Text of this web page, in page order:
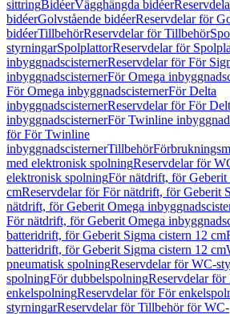
sittringBidéerVägghängda bidéer
bidéerGolvstående bidéerReservdelar för
bidéerTillbehörReservdelar för Tillbehör
styrningarSpolplattorReservdelar för
inbyggnadscisternerReservdelar för För
inbyggnadscisternerFör Omega
För Omega inbyggnadscisternerFör Delta
inbyggnadscisternerReservdelar för För
inbyggnadscisternerFör Twinline
för För Twinline
inbyggnadscisternerTillbehör
med elektronisk spolningReservdelar för
elektronisk spolningFör nätdrift, för Geberit
cmReservdelar för För nätdrift, för Geberit
nätdrift, för Geberit Omega
För nätdrift, för Geberit Omega
batteridrift, för Geberit Sigma cistern 12 cm
batteridrift, för Geberit Sigma cistern 12 cm
pneumatisk spolningReservdelar för WC-
spolningFör dubbelspolningReservdelar
enkelspolningReservdelar för För
styrningarReservdelar för Tillbehör för WC-